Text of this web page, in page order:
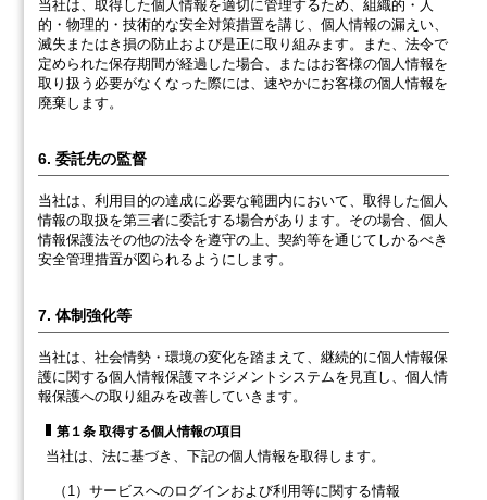
当社は、取得した個人情報を適切に管理するため、組織的・人
的・物理的・技術的な安全対策措置を講じ、個人情報の漏えい、
滅失またはき損の防止および是正に取り組みます。また、法令で
定められた保存期間が経過した場合、またはお客様の個人情報を
取り扱う必要がなくなった際には、速やかにお客様の個人情報を
廃棄します。
6. 委託先の監督
当社は、利用目的の達成に必要な範囲内において、取得した個人
情報の取扱を第三者に委託する場合があります。その場合、個人
情報保護法その他の法令を遵守の上、契約等を通じてしかるべき
安全管理措置が図られるようにします。
7. 体制強化等
当社は、社会情勢・環境の変化を踏まえて、継続的に個人情報保
護に関する個人情報保護マネジメントシステムを見直し、個人情
報保護への取り組みを改善していきます。
第１条 取得する個人情報の項目
当社は、法に基づき、下記の個人情報を取得します。
（1）サービスへのログインおよび利用等に関する情報